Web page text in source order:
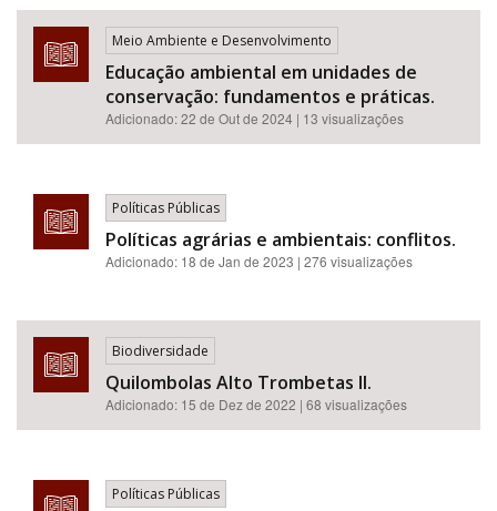
Meio Ambiente e Desenvolvimento
Educação ambiental em unidades de
conservação: fundamentos e práticas.
Adicionado:22 de Out de 2024 | 13 visualizações
Políticas Públicas
Políticas agrárias e ambientais: conflitos.
Adicionado: 18 de Jan de 2023 | 276 visualizações
Biodiversidade
Quilombolas Alto Trombetas II.
Adicionado: 15 de Dez de 2022 | 68 visualizações
Políticas Públicas